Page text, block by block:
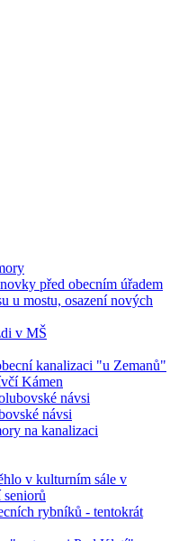
před obecním úřadem
u mostu, osazení nových
v MŠ
kanalizaci "u Zemanů"
Kámen
návsi
návsi
na kanalizaci
v kulturním sále v
rybníků - tentokrát